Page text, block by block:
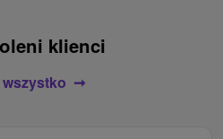
klienci